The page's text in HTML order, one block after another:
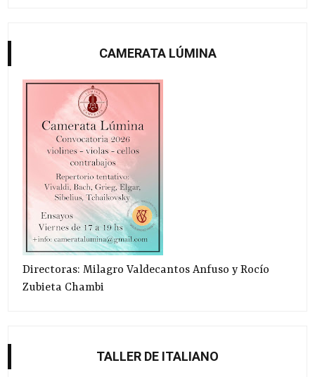
CAMERATA LÚMINA
Directoras: Milagro Valdecantos Anfuso y Rocío
Zubieta Chambi
TALLER DE ITALIANO